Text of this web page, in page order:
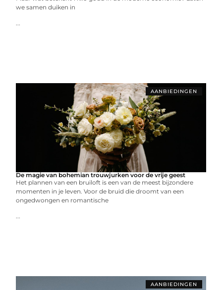
we samen duiken in
...
AANBIEDINGEN
De magie van bohemian trouwjurken voor de vrije geest
Het plannen van een bruiloft is een van de meest bijzondere
momenten in je leven. Voor de bruid die droomt van een
ongedwongen en romantische
...
AANBIEDINGEN